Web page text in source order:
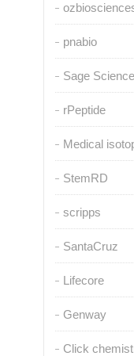
pnabio
Sage Science
rPeptide
Medical
StemRD
scripps
SantaCruz
Lifecore
Genway
Click